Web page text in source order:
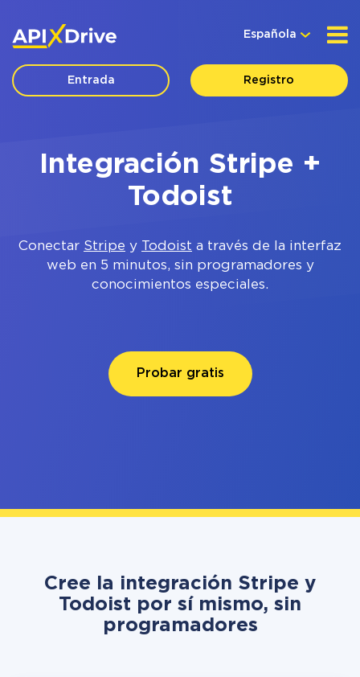
Española
Entrada Registro
Integración Stripe +
Todoist
Conectar Stripe y Todoist a través de la interfaz
web en 5 minutos, sin programadores y
conocimientos especiales.
Probar gratis
Cree la integración Stripe y
Todoist por sí mismo, sin
programadores